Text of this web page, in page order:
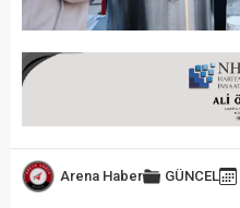
Arena Haber GÜNCEL